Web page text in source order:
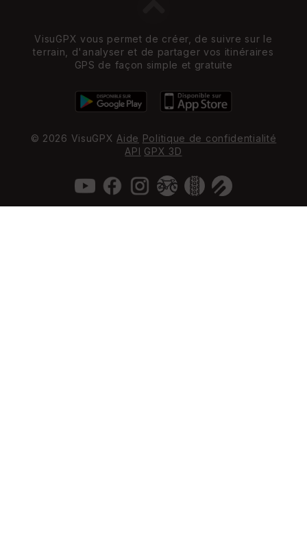
VisuGPX vous permet de créer, de suivre sur le
terrain, d'analyser et de partager vos itinéraires
GPS de façon simple et gratuite
© 2026 VisuGPX Aide Politique de confidentialité
API GPX 3D